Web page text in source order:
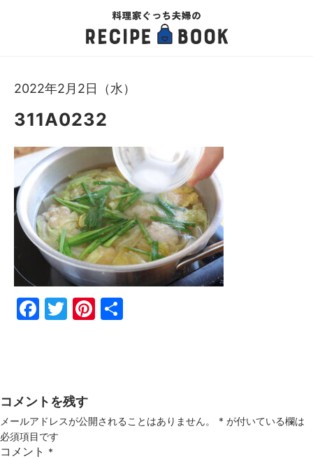
2022年2月2日（水）
311A0232
Fac
Twi
Pin
コメントを残す
メールアドレスが公開されることはありません。 * が付いている欄は
必須項目です
コメント *